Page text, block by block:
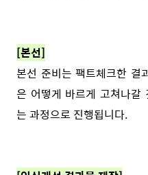
[본선]
본선 준비는 팩트체크한 결
은 어떻게 바르게 고쳐나갈
는 과정으로 진행됩니다.